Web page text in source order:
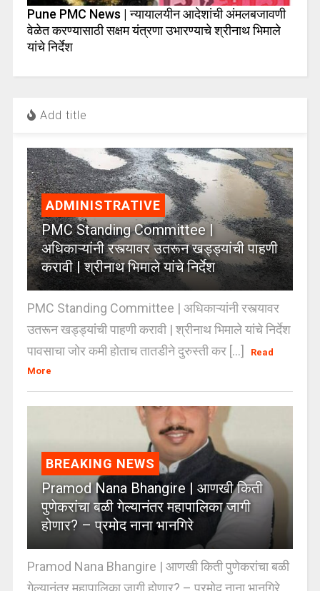
Pune PMC News | न्यायालयीन आदेशांची अंमलबजावणी
वेळेत करण्यासाठी सक्षम यंत्रणा उभारण्याचे श्रीनाथ भिमाले
यांचे निर्देश
Add title
ADMINISTRATIVE
PMC Standing Committee |
अधिकाऱ्यांनी रस्त्यावर उतरून खड्ड्यांची पाहणी
करावी | श्रीनाथ भिमाले यांचे निर्देश
PMC Standing Committee | अधिकाऱ्यांनी रस्त्यावर
उतरून खड्ड्यांची पाहणी करावी | श्रीनाथ भिमाले यांचे निर्देश
पावसाचा जोर कमी होताच तातडीने दुरुस्ती कर [...]
Read
More
BREAKING NEWS
Pramod Nana Bhangire | आणखी किती
पुणेकरांचा बळी गेल्यानंतर महापालिका जागी
होणार? – प्रमोद नाना भानगिरे
Pramod Nana Bhangire | आणखी किती पुणेकरांचा बळी
गेल्यानंतर महापालिका जागी होणार? – प्रमोद नाना भानगिरे